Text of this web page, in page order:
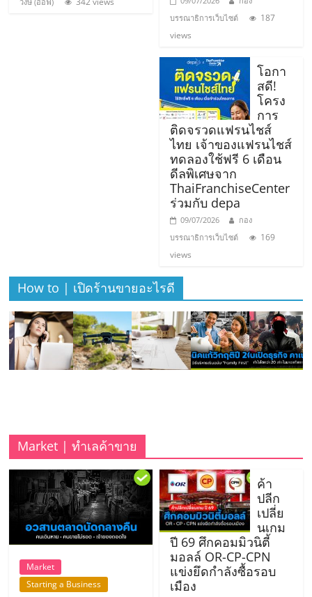
เปิด
แฟ
รน
ไชส์"
ธุรกิจ
SME
แห่ง
ประเทศไทย,
ThaiSMEsCenter,
รวม
ธุรกิจ
บรรณาธิการเว็บไซต์
187
views
โอกา
สดี!
โครง
การ
ติดจรวดแฟรนไชส์
ไทย เจ้าของแฟรนไชส์
ทดลองใช้ฟรี 6 เดือน
ดีลพิเศษจาก
ThaiFranchiseCenter
ร่วมกับ depa
09/07/2026
กอง
บรรณาธิการเว็บไซต์
169
views
How to | เปิดร้านขายอะไรดี
Market | ทำเลค้าขาย
Market
Starting a Business
ค้า
ปลีก
เปลี่ย
นเกม
ปี 69 ศึกคอมมิวนิตี้
มอลล์ OR-CP-CPN
แข่งยึดกำลังซื้อรอบ
เมือง